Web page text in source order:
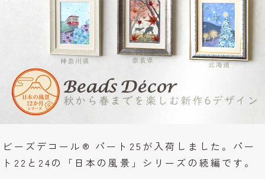
ビーズデコール® パート25が入荷しました。パー
ト22と24の「日本の風景」シリーズの続編です。